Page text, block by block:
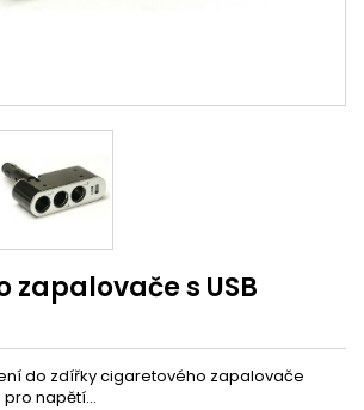
zapalovače s USB
do zdířky cigaretového zapalovače
napětí...